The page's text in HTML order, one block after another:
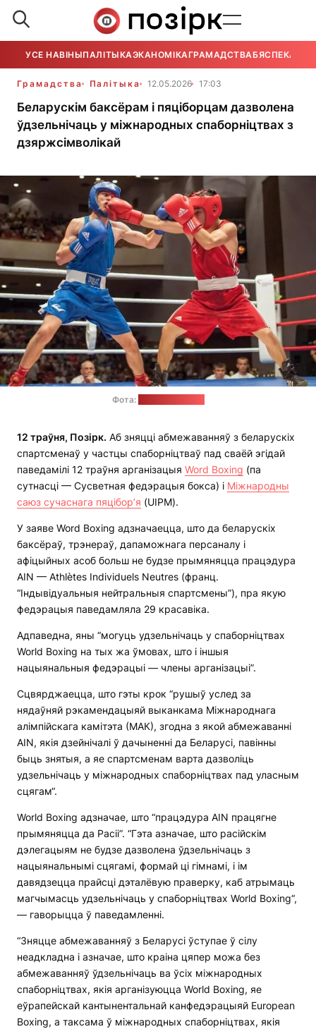
УСЕ НАВІНЫПАЛІТЫКАЭКАНОМІКАГРАМАДСТВАБЯСПЕКА
Грамадства Палітыка 12.05.2026 17:03
Беларускім баксёрам і пяціборцам дазволена
ўдзельнічаць у міжнародных спаборніцтвах з
дзяржсімволікай
Фота:
12 траўня, Позірк. Аб зняцці абмежаванняў з беларускіх
спартсменаў у частцы спаборніцтваў пад сваёй эгідай
паведамілі 12 траўня арганізацыя Word Boxing (па
сутнасці — Сусветная федэрацыя бокса) і Міжнародны
саюз сучаснага пяцібор’я (UIPM).
У заяве Word Boxing адзначаецца, што да беларускіх
баксёраў, трэнераў, дапаможнага персаналу і
афіцыйных асоб больш не будзе прымяняцца працэдура
AIN — Athlètes Individuels Neutres (франц.
“Індывідуальныя нейтральныя спартсмены”), пра якую
федэрацыя паведамляла 29 красавіка.
Адпаведна, яны “могуць удзельнічаць у спаборніцтвах
World Boxing на тых жа ўмовах, што і іншыя
нацыянальныя федэрацыі — члены арганізацыі”.
Сцвярджаецца, што гэты крок “рушыў услед за
нядаўняй рэкамендацыяй выканкама Міжнароднага
алімпійскага камітэта (МАК), згодна з якой абмежаванні
AIN, якія дзейнічалі ў дачыненні да Беларусі, павінны
быць знятыя, а яе спартсменам варта дазволіць
удзельнічаць у міжнародных спаборніцтвах пад уласным
сцягам“.
World Boxing адзначае, што “працэдура AIN працягне
прымяняцца да Расіі”. “Гэта азначае, што расійскім
дэлегацыям не будзе дазволена ўдзельнічаць з
нацыянальнымі сцягамі, формай ці гімнамі, і ім
давядзецца прайсці дэталёвую праверку, каб атрымаць
магчымасць удзельнічаць у спаборніцтвах World Boxing“,
— гаворыцца ў паведамленні.
“Зняцце абмежаванняў з Беларусі ўступае ў сілу
неадкладна і азначае, што краіна цяпер можа без
абмежаванняў ўдзельнічаць ва ўсіх міжнародных
спаборніцтвах, якія арганізуюцца World Boxing, яе
еўрапейскай кантынентальнай канфедэрацыяй European
Boxing, а таксама ў міжнародных спаборніцтвах, якія